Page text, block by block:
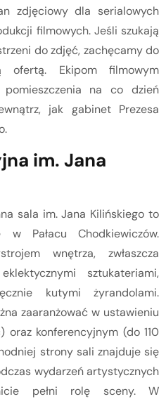
zdjęciowy dla serialowych
filmowych. Jeśli szukają
do zdjęć, zachęcamy do
ofertą. Ekipom filmowym
na co dzień
jak gabinet Prezesa
im. Jana
sala im. Jana Kilińskiego to
w Pałacu Chodkiewiczów.
wnętrza, zwłaszcza
sztukateriami,
kutymi żyrandolami.
zaaranżować w ustawieniu
konferencyjnym (do 110
strony sali znajduje się
wydarzeń artystycznych
pełni rolę sceny. W